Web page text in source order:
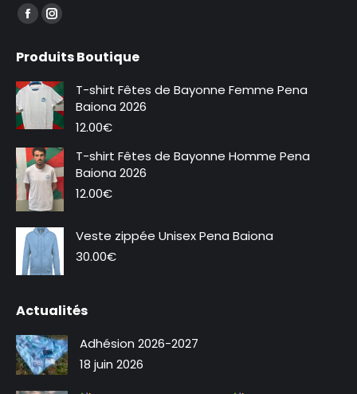
Trouvez nous sur :
La
Facebook
s'ouvre
dans
une
nouvelle
fenêtre
La
Instagram
s'ouvre
dans
une
nouvelle
fenêtre
Produits Boutique
T-shirt Fêtes de Bayonne Femme Pena
Baiona 2026
12.00€
T-shirt Fêtes de Bayonne Homme Pena
Baiona 2026
12.00€
Veste zippée Unisex Pena Baiona
30.00€
Actualités
Adhésion 2026-2027
18 juin 2026